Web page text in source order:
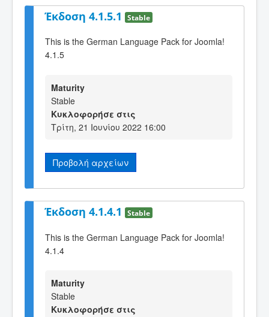
Έκδοση 4.1.5.1 Stable
This is the German Language Pack for Joomla!
4.1.5
Maturity
Stable
Κυκλοφορήσε στις
Τρίτη, 21 Ιουνίου 2022 16:00
Προβολή αρχείων
Έκδοση 4.1.4.1 Stable
This is the German Language Pack for Joomla!
4.1.4
Maturity
Stable
Κυκλοφορήσε στις